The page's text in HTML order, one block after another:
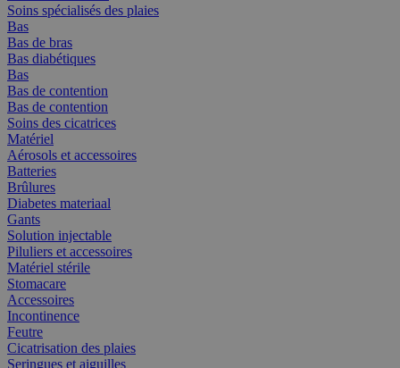
Soins spécialisés des plaies
Bas
Bas de bras
Bas diabétiques
Bas
Bas de contention
Bas de contention
Soins des cicatrices
Matériel
Aérosols et accessoires
Batteries
Brûlures
Diabetes materiaal
Gants
Solution injectable
Piluliers et accessoires
Matériel stérile
Stomacare
Accessoires
Incontinence
Feutre
Cicatrisation des plaies
Seringues et aiguilles